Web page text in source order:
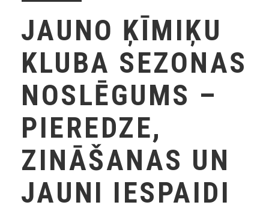
JAUNO ĶĪMIĶU
KLUBA SEZONAS
NOSLĒGUMS –
PIEREDZE,
ZINĀŠANAS UN
JAUNI IESPAIDI